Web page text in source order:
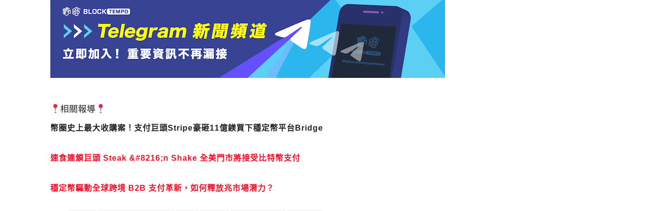
相關報導
幣圈史上最大收購案！支付巨頭Stripe豪砸11億鎂買下穩定幣平台Bridge
速食連鎖巨頭 Steak &#8216;n Shake 全美門市將接受比特幣支付
穩定幣驅動全球跨境 B2B 支付革新，如何釋放兆市場潛力？